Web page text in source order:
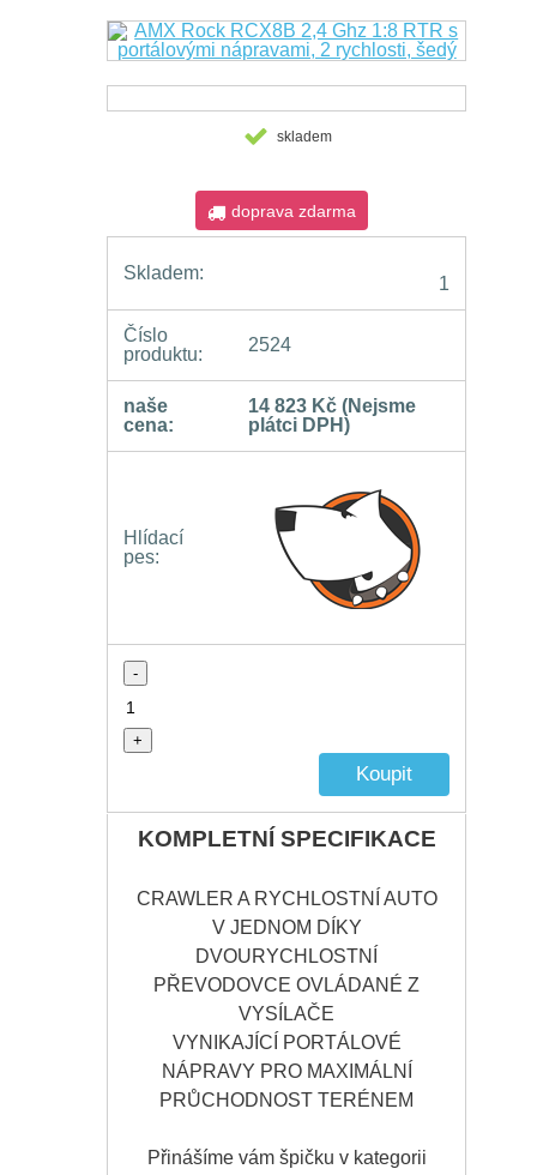
skladem
doprava zdarma
Skladem:
1
Číslo
produktu:
2524
naše
cena:
14 823 Kč (Nejsme
plátci DPH)
Hlídací
pes:
-
+
KOMPLETNÍ SPECIFIKACE
CRAWLER A RYCHLOSTNÍ AUTO
V JEDNOM DÍKY
DVOURYCHLOSTNÍ
PŘEVODOVCE OVLÁDANÉ Z
VYSÍLAČE
VYNIKAJÍCÍ PORTÁLOVÉ
NÁPRAVY PRO MAXIMÁLNÍ
PRŮCHODNOST TERÉNEM
Přinášíme vám špičku v kategorii